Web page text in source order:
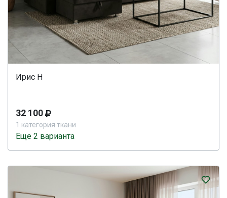
Ирис Н
32 100
1 категория ткани
Еще 2 варианта